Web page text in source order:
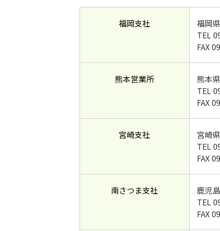
福岡支社 福岡
TEL
FAX
熊本営業所 熊本
TEL
FAX
宮崎支社 宮崎
TEL
FAX
南さつま支社 鹿児
TEL
FAX